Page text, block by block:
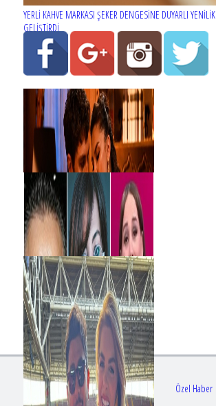
YERLİ KAHVE MARKASI ŞEKER DENGESİNE DUYARLI YENİLİK
GELİŞTİRDİ
Gündem Sağlık Özel Haber